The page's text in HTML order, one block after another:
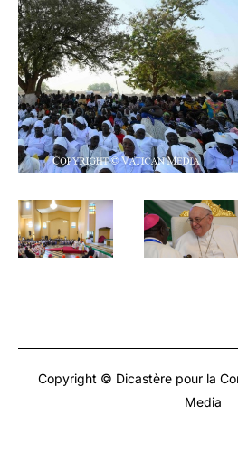
Copyright © Dicastère pour la
Media